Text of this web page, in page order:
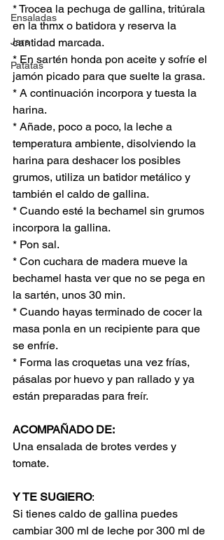
Ensaladas
Jars
Patatas
* Trocea la pechuga de gallina, tritúrala
en la thmx o batidora y reserva la
cantidad marcada.
* En sartén honda pon aceite y sofríe el
jamón picado para que suelte la grasa.
* A continuación incorpora y tuesta la
harina.
* Añade, poco a poco, la leche a
temperatura ambiente, disolviendo la
harina para deshacer los posibles
grumos, utiliza un batidor metálico y
también el caldo de gallina.
* Cuando esté la bechamel sin grumos
incorpora la gallina.
* Pon sal.
* Con cuchara de madera mueve la
bechamel hasta ver que no se pega en
la sartén, unos 30 min.
* Cuando hayas terminado de cocer la
masa ponla en un recipiente para que
se enfríe.
* Forma las croquetas una vez frías,
pásalas por huevo y pan rallado y ya
están preparadas para freír.
ACOMPAÑADO DE:
Una ensalada de brotes verdes y
tomate.
Y TE SUGIERO:
Si tienes caldo de gallina puedes
cambiar 300 ml de leche por 300 ml de